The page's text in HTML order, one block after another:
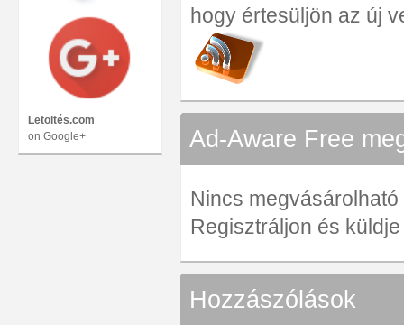
Letoltés.com
on Google+
hogy értesüljön az új
Ad-Aware Free
Nincs
Regisztráljon és
Hozzászólások